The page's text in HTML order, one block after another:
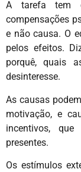
A tarefa tem
compensações
e não causa. O
pelos efeitos.
porquê, quais
desinteresse.
As causas
motivação, e
incentivos,
presentes.
Os estímulos